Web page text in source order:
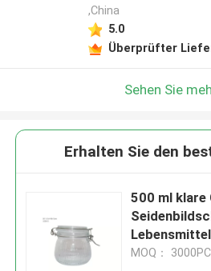
,China
5.0
Überprüfter
Sehen Sie
Erhalten Sie den
500 ml klare
MOQ：